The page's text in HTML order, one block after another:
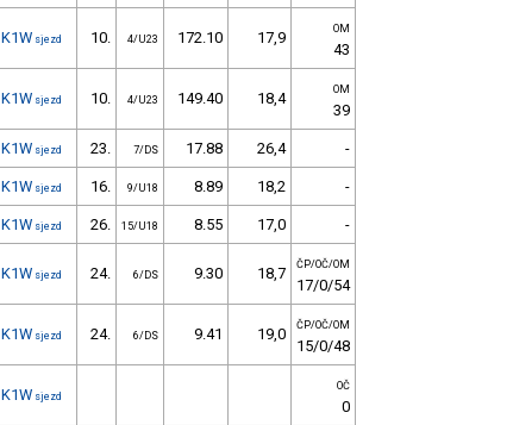
K1W sjezd 10. 4/U23 172.10 17,9 OM
43
K1W sjezd 10. 4/U23 149.40 18,4 OM
39
K1W sjezd 23. 7/DS 17.88 26,4 -
K1W sjezd 16. 9/U18 8.89 18,2 -
K1W sjezd 26. 15/U18 8.55 17,0 -
K1W sjezd 24. 6/DS 9.30 18,7 ČP/OČ/OM
17/0/54
K1W sjezd 24. 6/DS 9.41 19,0 ČP/OČ/OM
15/0/48
K1W sjezd
OČ
0